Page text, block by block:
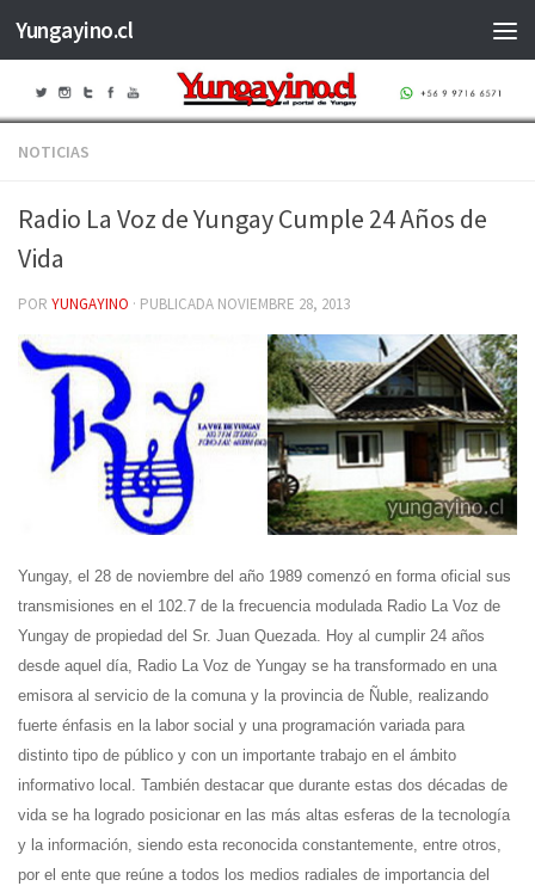
Saltar al contenido
Yungayino.cl
NOTICIAS
Radio La Voz de Yungay Cumple 24 Años de
Vida
POR YUNGAYINO · PUBLICADA NOVIEMBRE 28, 2013
Yungay, el 28 de noviembre del año 1989 comenzó en forma oficial sus
transmisiones en el 102.7 de la frecuencia modulada Radio La Voz de
Yungay de propiedad del Sr. Juan Quezada. Hoy al cumplir 24 años
desde aquel día, Radio La Voz de Yungay se ha transformado en una
emisora al servicio de la comuna y la provincia de Ñuble, realizando
fuerte énfasis en la labor social y una programación variada para
distinto tipo de público y con un importante trabajo en el ámbito
informativo local. También destacar que durante estas dos décadas de
vida se ha logrado posicionar en las más altas esferas de la tecnología
y la información, siendo esta reconocida constantemente, entre otros,
por el ente que reúne a todos los medios radiales de importancia del